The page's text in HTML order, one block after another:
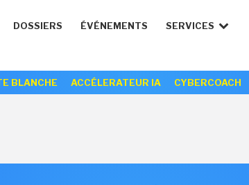
DOSSIERS ÉVÉNEMENTS SERVICES
BLANCHE ACCÉLERATEUR IA CYBERCOACH